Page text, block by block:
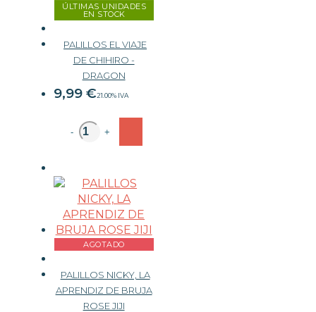
ÚLTIMAS UNIDADES
EN STOCK
PALILLOS EL VIAJE
DE CHIHIRO -
DRAGON
9,99 €21.00% IVA
- +
AGOTADO
PALILLOS NICKY, LA
APRENDIZ DE BRUJA
ROSE JIJI